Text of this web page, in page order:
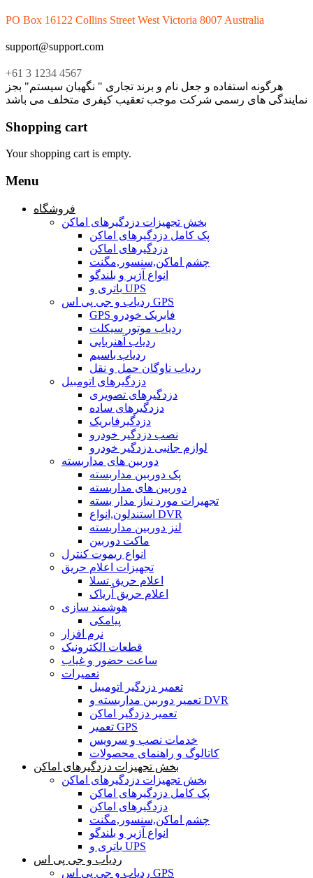
PO Box 16122 Collins Street West Victoria 8007 Australia
support@support.com
+61 3 1234 4567
هرگونه استفاده و جعل نام و برند تجاری " نگهبان سیستم" بجز
نمایندگی های رسمی شرکت موجب تعقیب کیفری متخلف می باشد
Shopping cart
Your shopping cart is empty.
Menu
فروشگاه
بخش تجهیزات دزدگیرهای اماکن
پک کامل دزدگیرهای اماکن
دزدگیرهای اماکن
چشم اماکن,سنسور,مگنت
انواع آژیر و بلندگو
باتری و UPS
ردیاب و جی پی اس GPS
GPS فابریک خودرو
ردیاب موتور سیکلت
ردیاب آهنربایی
ردیاب باسیم
ردیاب ناوگان حمل و نقل
دزدگیرهای اتومبیل
دزدگیرهای تصویری
دزدگیرهای ساده
دزدگیرفابریک
نصب دزدگیر خودرو
لوازم جانبی دزدگیر خودرو
دوربین های مداربسته
پک دوربین مداربسته
دوربین های مداربسته
تجهیرات مورد نیاز مدار بسته
استندلون,انواع DVR
لنز دوربین مداربسته
ماکت دوربین
انواع ریموت کنترل
تجهیزات اعلام حریق
اعلام حریق تسلا
اعلام حریق آریاک
هوشمند سازی
پیامکی
نرم افزار
قطعات الکترونیک
ساعت حضور و غیاب
تعمیرات
تعمیر دزدگیر اتومبیل
تعمیر دوربین مداربسته و DVR
تعمیر دزدگیر اماکن
تعمیر GPS
خدمات نصب و سرویس
کاتالوگ و راهنمای محصولات
بخش تجهیزات دزدگیرهای اماکن
بخش تجهیزات دزدگیرهای اماکن
پک کامل دزدگیرهای اماکن
دزدگیرهای اماکن
چشم اماکن,سنسور,مگنت
انواع آژیر و بلندگو
باتری و UPS
ردیاب و جی پی اس
ردیاب و جی پی اس GPS